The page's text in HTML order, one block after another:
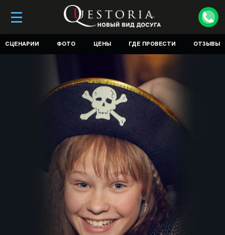
СЦЕНАРИИ ФОТО ЦЕНЫ ГДЕ ПРОВЕСТИ ОТЗЫВЫ